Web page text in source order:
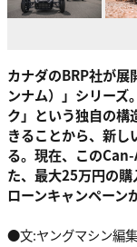
カナダのBRP社が
ンナム）」シリーズ
ク」という独自の構
きることから、新
る。現在、この
た、最大25万円の
ローンキャンペーン
●文:ヤングマシン編